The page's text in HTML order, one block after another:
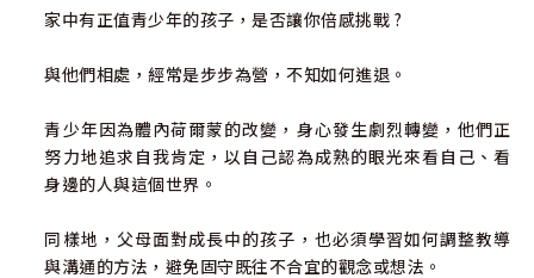
家中有正值青少年的孩子，是否讓你倍感挑戰 ?
與他們相處，經常是步步為營，不知如何進退。
青少年因為體內荷爾蒙的改變，身心發生劇烈轉變，他們正
努力地追求自我肯定，以自己認為成熟的眼光來看自己、看
身邊的人與這個世界。
同樣地，父母面對成長中的孩子，也必須學習如何調整教導
與溝通的方法，避免固守既往不合宜的觀念或想法。